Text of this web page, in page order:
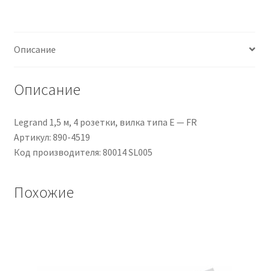
0,33
22
AWG,
V,
Ø4.37mm,
L.
Описание
Описание
Legrand 1,5 м, 4 розетки, вилка типа E — FR
Артикул: 890-4519
Код производителя: 80014 SL005
Похожие